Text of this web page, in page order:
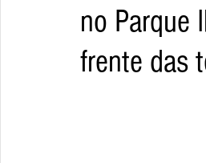
no Parque
frente das